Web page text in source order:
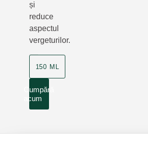
și
reduce
aspectul
vergeturilor.
150 ML
Cumpără
acum